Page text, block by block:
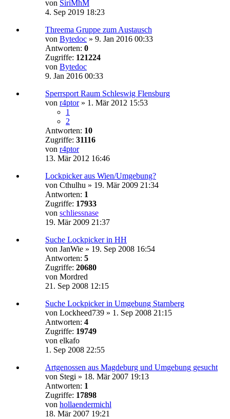
von SiriMhM
4. Sep 2019 18:23
Threema Gruppe zum Austausch
von Bytedoc » 9. Jan 2016 00:33
Antworten: 0
Zugriffe: 121224
von Bytedoc
9. Jan 2016 00:33
Sperrsport Raum Schleswig Flensburg
von r4ptor» 1. Mär 2012 15:53
1
2
Antworten: 10
Zugriffe: 31116
von r4ptor
13. Mär 2012 16:46
Lockpicker aus Wien/Umgebung?
von Cthulhu » 19. Mär 2009 21:34
Antworten: 1
Zugriffe: 17933
von schliessnase
19. Mär 2009 21:37
Suche Lockpicker in HH
von JanWie » 19. Sep 2008 16:54
Antworten: 5
Zugriffe: 20680
von Mordred
21. Sep 2008 12:15
Suche Lockpicker in Umgebung Starnberg
von Lockheed739 » 1. Sep 2008 21:15
Antworten: 4
Zugriffe: 19749
von elkafo
1. Sep 2008 22:55
Artgenossen aus Magdeburg und Umgebung gesucht
von Stegi » 18. Mär 2007 19:13
Antworten: 1
Zugriffe: 17898
von hollaendermichl
18. Mär 2007 19:21